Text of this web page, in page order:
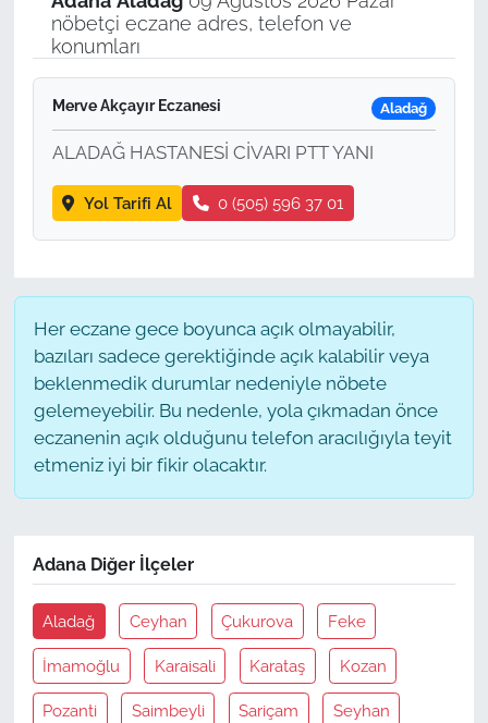
nöbetçi eczane adres, telefon ve
konumları
Merve Akçayır Eczanesi Aladağ
ALADAĞ HASTANESİ CİVARI PTT YANI
Yol Tarifi Al 0 (505) 596 37 01
Her eczane gece boyunca açık olmayabilir,
bazıları sadece gerektiğinde açık kalabilir veya
beklenmedik durumlar nedeniyle nöbete
gelemeyebilir. Bu nedenle, yola çıkmadan önce
eczanenin açık olduğunu telefon aracılığıyla teyit
etmeniz iyi bir fikir olacaktır.
Adana Diğer İlçeler
Aladağ Ceyhan Çukurova Feke
İmamoğlu Karaisali Karataş Kozan
Pozanti Saimbeyli Sariçam Seyhan